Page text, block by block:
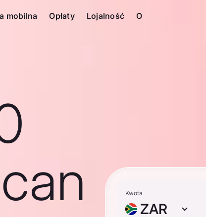
mobilna Opłaty Lojalność O
Kwota
ZAR